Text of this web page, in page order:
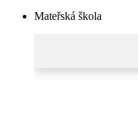
Mateřská škola